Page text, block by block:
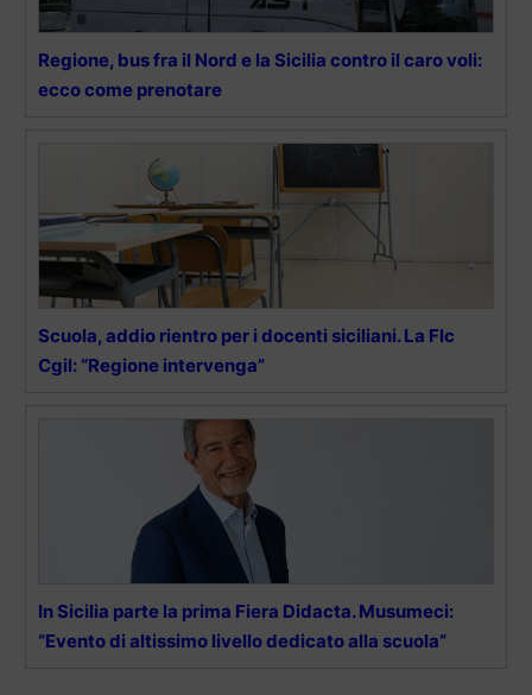
Regione, bus fra il Nord e la Sicilia contro il caro voli:
ecco come prenotare
Scuola, addio rientro per i docenti siciliani. La Flc
Cgil: “Regione intervenga”
In Sicilia parte la prima Fiera Didacta. Musumeci:
“Evento di altissimo livello dedicato alla scuola”